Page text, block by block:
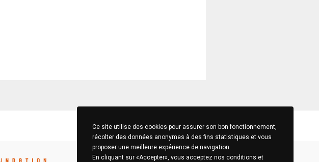
Ce site utilise des cookies pour assurer son bon fonctionnement,
récolter des données anonymes à des fins statistiques et vous
proposer une meilleure expérience de navigation.
En cliquant sur «Accepter», vous acceptez nos conditions et